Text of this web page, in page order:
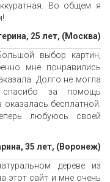
Во общем я
25 лет, (Москва)
выбор картин,
мне понравились
Долго не могла
за помощь
оказалась бесплатной.
любуюсь своей
35 лет, (Воронеж)
дереве из
этот сайт и мне очень